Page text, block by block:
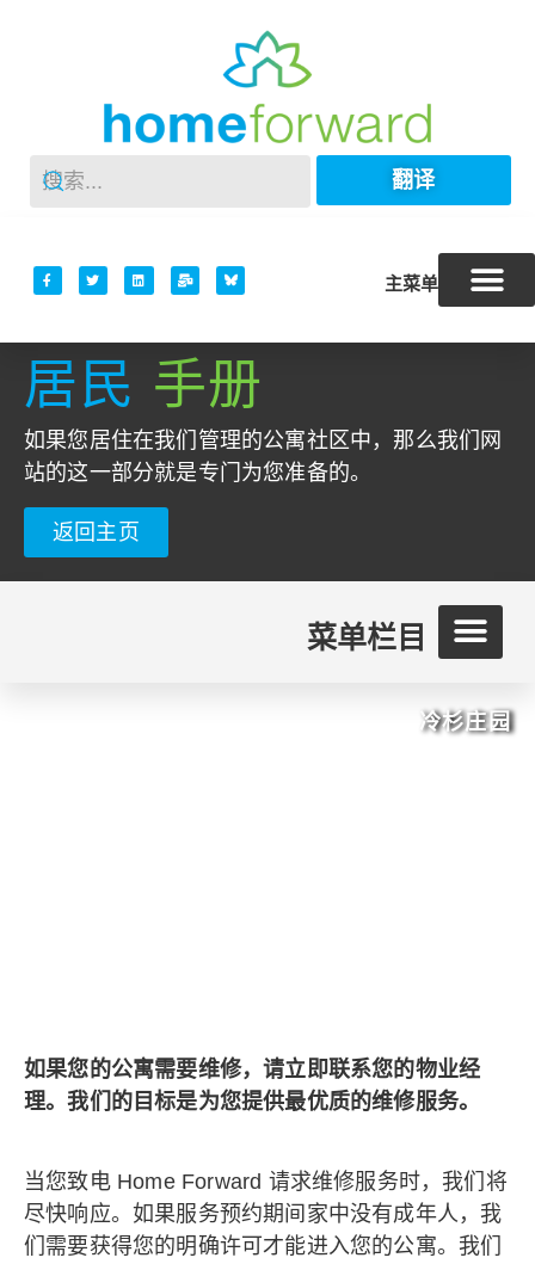
翻译
主菜单
居民 手册
如果您居住在我们管理的公寓社区中，那么我们网
站的这一部分就是专门为您准备的。
返回主页
菜单栏目
如果您的公寓需要维修，请立即联系您的物业经
理。我们的目标是为您提供最优质的维修服务。
当您致电 Home Forward 请求维修服务时，我们将
尽快响应。如果服务预约期间家中没有成年人，我
们需要获得您的明确许可才能进入您的公寓。我们
冷杉庄园